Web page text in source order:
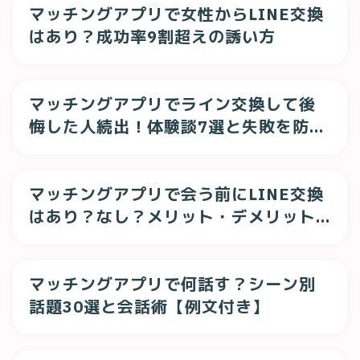
マッチングアプリで女性からLINE交換
はあり？成功率9割超えの誘い方
マッチングアプリでライン交換して後
悔した人続出！体験談7選と失敗を防ぐ
マッチングアプリで会う前にLINE交換
はあり？なし？メリット・デメリット
マッチングアプリで何話す？シーン別
話題30選と会話術【例文付き】